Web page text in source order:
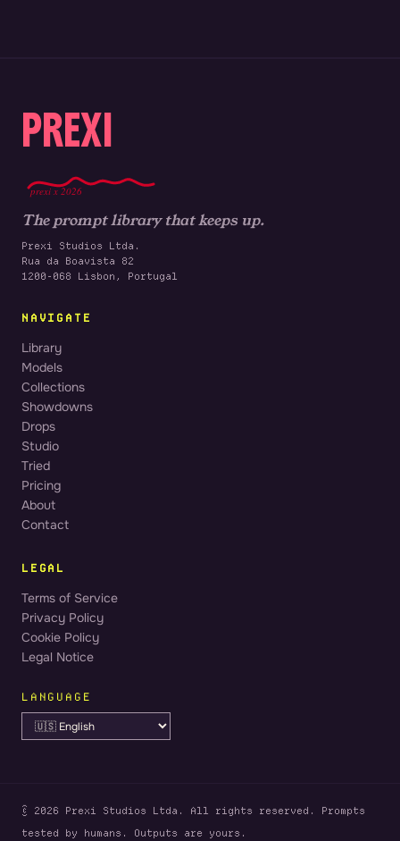
PREXI
prexi x 2026
The prompt library that keeps up.
Prexi Studios Ltda.
Rua da Boavista 82
1200-068 Lisbon, Portugal
NAVIGATE
Library
Models
Collections
Showdowns
Drops
Studio
Tried
Pricing
About
Contact
LEGAL
Terms of Service
Privacy Policy
Cookie Policy
Legal Notice
LANGUAGE
© 2026 Prexi Studios Ltda. All rights reserved. Prompts
tested by humans. Outputs are yours.